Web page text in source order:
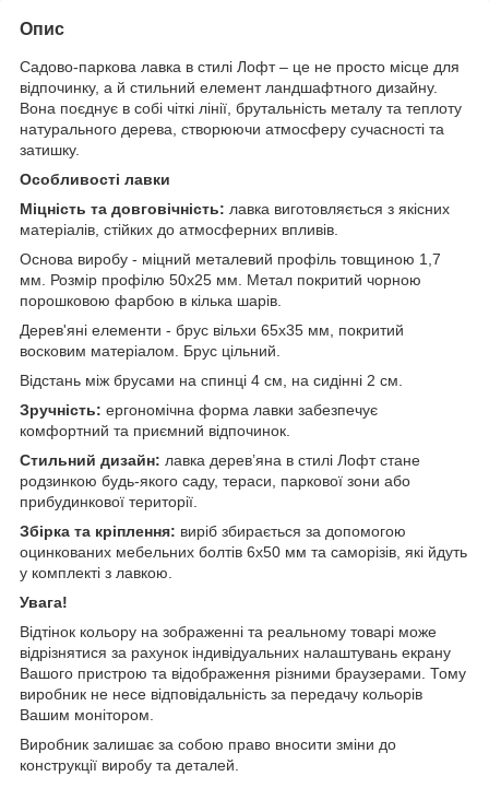
Опис
Садово-паркова лавка в стилі Лофт – це не просто місце для
відпочинку, а й стильний елемент ландшафтного дизайну.
Вона поєднує в собі чіткі лінії, брутальність металу та теплоту
натурального дерева, створюючи атмосферу сучасності та
затишку.
Особливості лавки
Міцність та довговічність: лавка виготовляється з якісних
матеріалів, стійких до атмосферних впливів.
Основа виробу - міцний металевий профіль товщиною 1,7
мм. Розмір профілю 50х25 мм. Метал покритий чорною
порошковою фарбою в кілька шарів.
Дерев'яні елементи - брус вільхи 65х35 мм, покритий
восковим матеріалом. Брус цільний.
Відстань між брусами на спинці 4 см, на сидінні 2 см.
Зручність: ергономічна форма лавки забезпечує
комфортний та приємний відпочинок.
Стильний дизайн: лавка дерев’яна в стилі Лофт стане
родзинкою будь-якого саду, тераси, паркової зони або
прибудинкової території.
Збірка та кріплення: виріб збирається за допомогою
оцинкованих мебельних болтів 6х50 мм та саморізів, які йдуть
у комплекті з лавкою.
Увага!
Відтінок кольору на зображенні та реальному товарі може
відрізнятися за рахунок індивідуальних налаштувань екрану
Вашого пристрою та відображення різними браузерами. Тому
виробник не несе відповідальність за передачу кольорів
Вашим монітором.
Виробник залишає за собою право вносити зміни до
конструкції виробу та деталей.